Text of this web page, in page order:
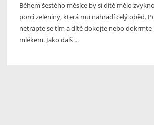
Během šestého měsíce by si dítě mělo
porci zeleniny, která mu nahradí celý oběd.
netrapte se tím a dítě dokojte nebo dokrmte
mlékem. Jako dalš ...